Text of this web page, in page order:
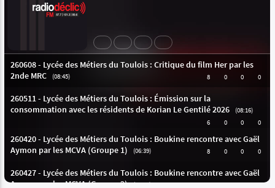
Radio Déclic